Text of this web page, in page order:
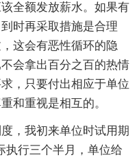
全额发放薪水。如果有
时再采取措施是合理
这会有恶性循环的隐
会拿出百分之百的热情
，只要付出相应于单位
和重视是相互的。
，我初来单位时试用期
执行三个半月，单位给